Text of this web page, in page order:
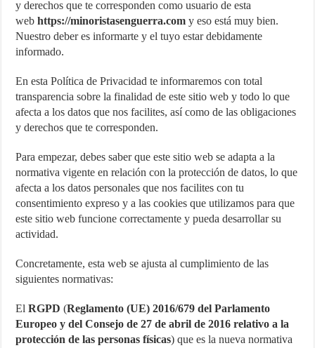
Maximizando el Potencial Empresarial con Power BI
¿Trabajos rentables? ¡Claro que existen!
El Software de Nómina, ahorra tiempo y dinero en tu empresa
Cómo comenzar un negocio rentable desde casa
¿Cómo una pasarela de pagos puede aumentar las ventas de tu
Marketing para emprendedores
y derechos que te corresponden como usuario de esta
webhttps://minoristasenguerra.com y eso está muy bien.
Nuestro deber es informarte y el tuyo estar debidamente
informado.
En esta Política de Privacidad te informaremos con total
transparencia sobre la finalidad de este sitio web y todo lo que
afecta a los datos que nos facilites, así como de las obligaciones
y derechos que te corresponden.
Para empezar, debes saber que este sitio web se adapta a la
normativa vigente en relación con la protección de datos, lo que
afecta a los datos personales que nos facilites con tu
consentimiento expreso y a las cookies que utilizamos para que
este sitio web funcione correctamente y pueda desarrollar su
actividad.
Concretamente, esta web se ajusta al cumplimiento de las
siguientes normativas:
ElRGPD(Reglamento (UE) 2016/679 del Parlamento
Europeo y del Consejo de 27 de abril de 2016 relativo a la
protección de las personas físicas) que es la nueva normativa